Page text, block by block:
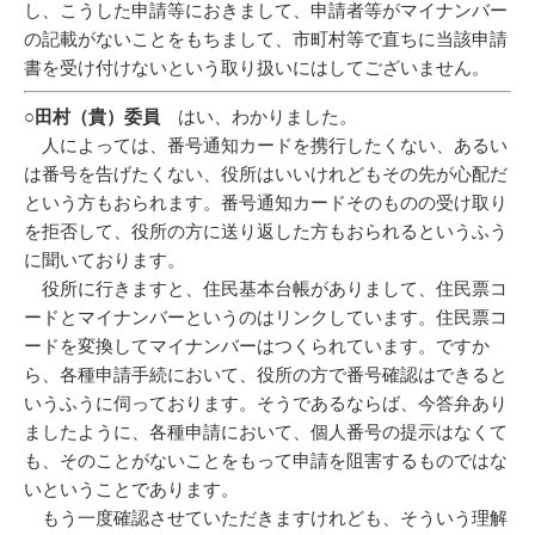
し、こうした申請等におきまして、申請者等がマイナンバー
の記載がないことをもちまして、市町村等で直ちに当該申請
書を受け付けないという取り扱いにはしてございません。
○田村（貴）委員 はい、わかりました。
人によっては、番号通知カードを携行したくない、あるい
は番号を告げたくない、役所はいいけれどもその先が心配だ
という方もおられます。番号通知カードそのものの受け取り
を拒否して、役所の方に送り返した方もおられるというふう
に聞いております。
役所に行きますと、住民基本台帳がありまして、住民票コ
ードとマイナンバーというのはリンクしています。住民票コ
ードを変換してマイナンバーはつくられています。ですか
ら、各種申請手続において、役所の方で番号確認はできると
いうふうに伺っております。そうであるならば、今答弁あり
ましたように、各種申請において、個人番号の提示はなくて
も、そのことがないことをもって申請を阻害するものではな
いということであります。
もう一度確認させていただきますけれども、そういう理解